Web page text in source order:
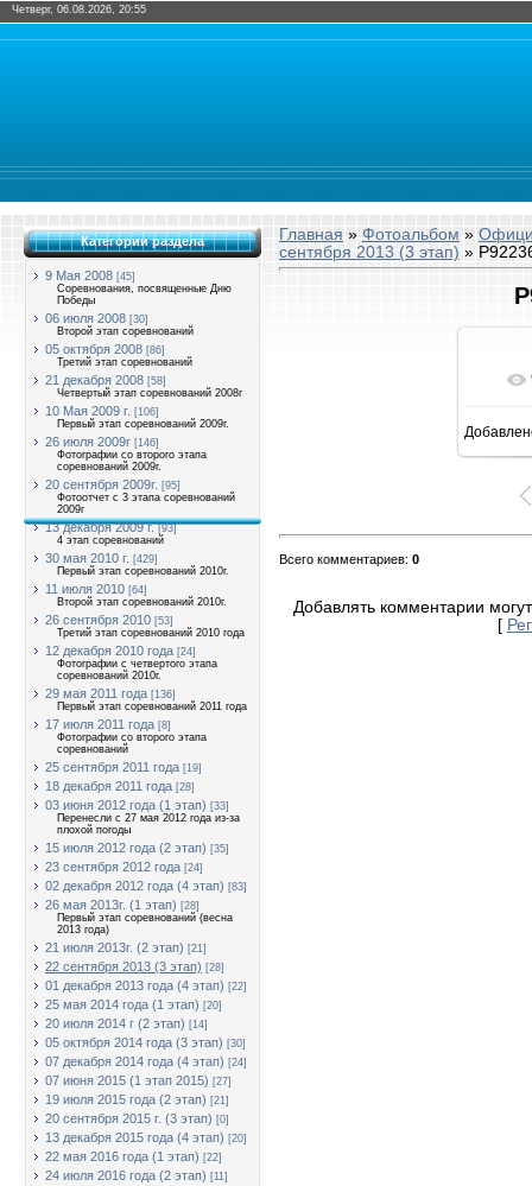
Четверг, 06.08.2026, 20:55
Категории раздела
9 Мая 2008 [45]
Соревнования, посвященные Дню
Победы
06 июля 2008 [30]
Второй этап соревнований
05 октября 2008 [86]
Третий этап соревнований
21 декабря 2008 [58]
Четвертый этап соревнований 2008г
10 Мая 2009 г. [106]
Первый этап соревнований 2009г.
26 июля 2009г [146]
Фотографии со второго этапа
соревнований 2009г.
20 сентября 2009г. [95]
Фотоотчет с 3 этапа соревнований
2009г
13 декабря 2009 г. [93]
4 этап соревнований
30 мая 2010 г. [429]
Первый этап соревнований 2010г.
11 июля 2010 [64]
Второй этап соревнований 2010г.
26 сентября 2010 [53]
Третий этап соревнований 2010 года
12 декабря 2010 года [24]
Фотографии с четвертого этапа
соревнований 2010г.
29 мая 2011 года [136]
Первый этап соревнований 2011 года
17 июля 2011 года [8]
Фотографии со второго этапа
соревнований
25 сентября 2011 года [19]
18 декабря 2011 года [28]
03 июня 2012 года (1 этап) [33]
Перенесли с 27 мая 2012 года из-за
плохой погоды
15 июля 2012 года (2 этап) [35]
23 сентября 2012 года [24]
02 декабря 2012 года (4 этап) [83]
26 мая 2013г. (1 этап) [28]
Первый этап соревнований (весна
2013 года)
21 июля 2013г. (2 этап) [21]
22 сентября 2013 (3 этап) [28]
01 декабря 2013 года (4 этап) [22]
25 мая 2014 года (1 этап) [20]
20 июля 2014 г (2 этап) [14]
05 октября 2014 года (3 этап) [30]
07 декабря 2014 года (4 этап) [24]
07 июня 2015 (1 этап 2015) [27]
19 июля 2015 года (2 этап) [21]
20 сентября 2015 г. (3 этап) [0]
13 декабря 2015 года (4 этап) [20]
22 мая 2016 года (1 этап) [22]
24 июля 2016 года (2 этап) [11]
Главная » Фотоальбом »
сентября 2013 (3 этап) »
Всего комментариев: 0
Добавлять комментарии
[